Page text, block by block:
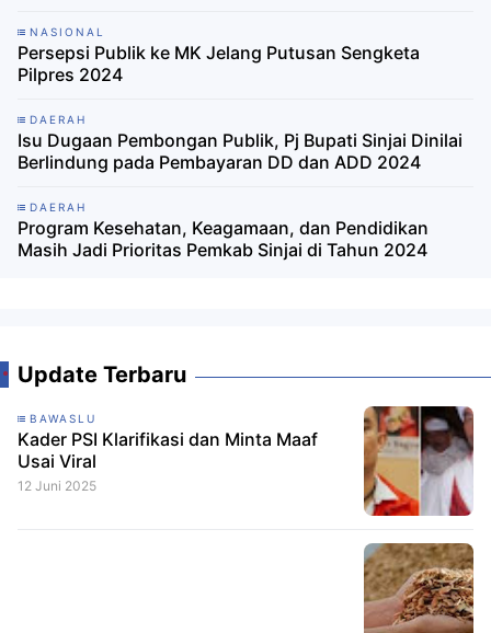
NASIONAL
Persepsi Publik ke MK Jelang Putusan Sengketa
Pilpres 2024
DAERAH
Isu Dugaan Pembongan Publik, Pj Bupati Sinjai Dinilai
Berlindung pada Pembayaran DD dan ADD 2024
DAERAH
Program Kesehatan, Keagamaan, dan Pendidikan
Masih Jadi Prioritas Pemkab Sinjai di Tahun 2024
Update Terbaru
BAWASLU
Kader PSI Klarifikasi dan Minta Maaf
Usai Viral
12 Juni 2025